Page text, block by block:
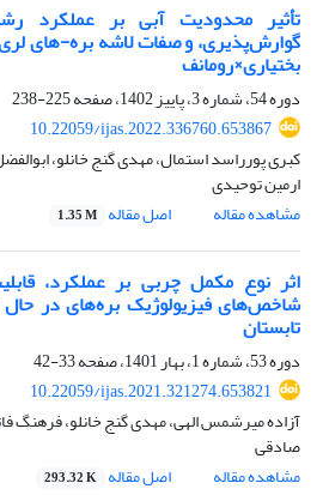
تأثیر محدودیت آبی بر عملکرد
گوارش‌پذیری، و صفات لاشه بره-های
بختیاری×رومانف
دوره 54، شماره 3، پاییز 1402، صفحه
225-238
10.22059/ijas.2022.336760.653867
کبری پورراسد استمال، مهدی گنج خانلو،
ارمین توحیدی
مشاهده مقاله
اصل مقاله 1.35 M
اثر نوع مکمل چربی بر عملکرد،
شاخص‌های فیزیولوژیک بره‌های در
تابستان
دوره 53، شماره 1، بهار 1401، صفحه
33-42
10.22059/ijas.2021.321274.653821
آزاده میرشمس الهی، مهدی گنج خانلو، فرهنگ
صادقی
مشاهده مقاله
اصل مقاله 293.32 K